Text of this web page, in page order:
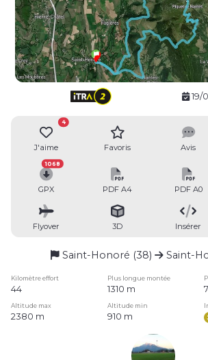
19/
J'aime
4
Favoris Avis
GPX
1068
PDF A4 PDF A0
Flyover 3D Insérer
Saint-Honoré (38) Saint-
Kilomètre effort Plus longue montée
44 1310 m
Altitude max Altitude min
2380 m 910 m